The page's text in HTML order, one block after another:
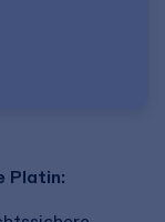
Platin: